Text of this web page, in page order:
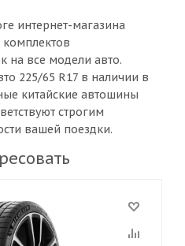
интернет-магазина
на все модели авто.
225/65 R17 в наличии в
китайские автошины
строгим
вашей поездки.